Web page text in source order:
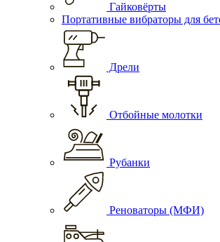
Гайковёрты
Портативные вибраторы для
Дрели
Отбойные молотки
Рубанки
Реноваторы (МФИ)